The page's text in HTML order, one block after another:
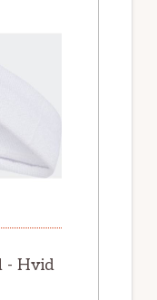
- Hvid